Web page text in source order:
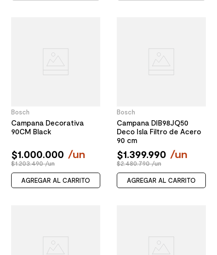
Bosch
Campana Decorativa
90CM Black
$1.000.000 /un
$1.203.490 /un
AGREGAR AL CARRITO
Bosch
Campana DIB98JQ50
Deco Isla Filtro de Acero
90 cm
$1.399.990 /un
$2.480.790 /un
AGREGAR AL CARRITO